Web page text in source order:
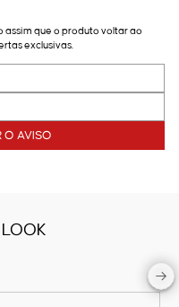
assim que o produto voltar ao
exclusivas.
O AVISO